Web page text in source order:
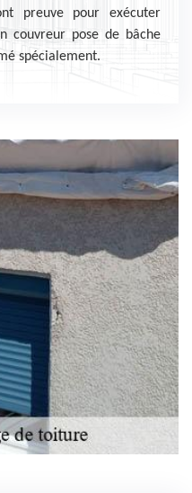
preuve pour exécuter
couvreur pose de bâche
spécialement.